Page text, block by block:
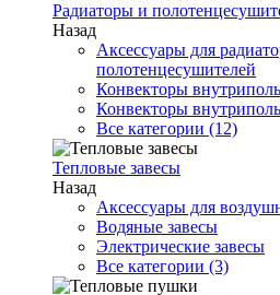
Радиаторы и
Назад
Аксессуары для
полотенцесушителей
Конвекторы
Конвекторы
Все категории (12)
Тепловые завесы
Назад
Аксессуары для
Водяные завесы
Электрические завесы
Все категории (3)